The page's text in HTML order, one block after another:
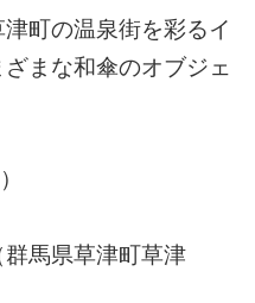
町の温泉街を彩るイ
まな和傘のオブジェ
馬県草津町草津